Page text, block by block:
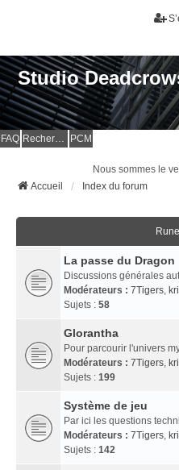
Studio
FAQ Rechercher PCM
Nous sommes le
Accueil
Index du forum
La passe du Dragon
Discussions générales
Modérateurs : 7Tigers,
Sujets : 58
Glorantha
Pour parcourir l'univers
Modérateurs : 7Tigers,
Sujets : 199
Système de jeu
Par ici les questions
Modérateurs : 7Tigers,
Sujets : 142